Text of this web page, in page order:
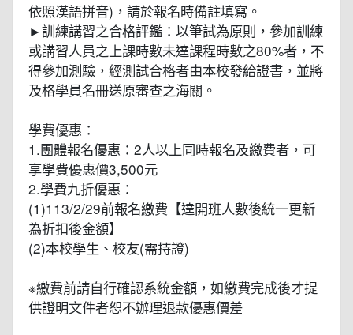
依照漢語拼音)，請於報名時備註填寫。
►訓練講習之合格評鑑：以筆試為原則，參加訓練
或講習人員之上課時數未達課程時數之80%者，不
得參加測驗，經測試合格者由本校發給證書，並將
及格學員名冊送原審查之海關。
學費優惠：
1.團體報名優惠：2人以上同時報名及繳費者，可
享學費優惠價3,500元
2.學費九折優惠：
(1)113/2/29前報名繳費【達開班人數後統一更新
為折扣後金額】
(2)本校學生、校友(需持證)
※繳費前請自行確認系統金額，如繳費完成後才提
供證明文件者恕不辦理退款優惠價差